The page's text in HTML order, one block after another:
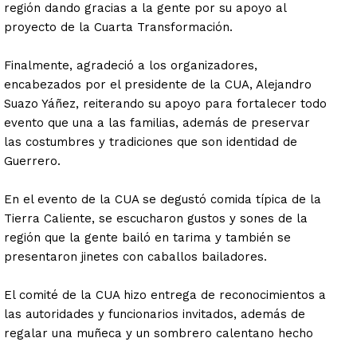
región dando gracias a la gente por su apoyo al
proyecto de la Cuarta Transformación.
Finalmente, agradeció a los organizadores,
encabezados por el presidente de la CUA, Alejandro
Suazo Yáñez, reiterando su apoyo para fortalecer todo
evento que una a las familias, además de preservar
las costumbres y tradiciones que son identidad de
Guerrero.
En el evento de la CUA se degustó comida típica de la
Tierra Caliente, se escucharon gustos y sones de la
región que la gente bailó en tarima y también se
presentaron jinetes con caballos bailadores.
El comité de la CUA hizo entrega de reconocimientos a
las autoridades y funcionarios invitados, además de
regalar una muñeca y un sombrero calentano hecho